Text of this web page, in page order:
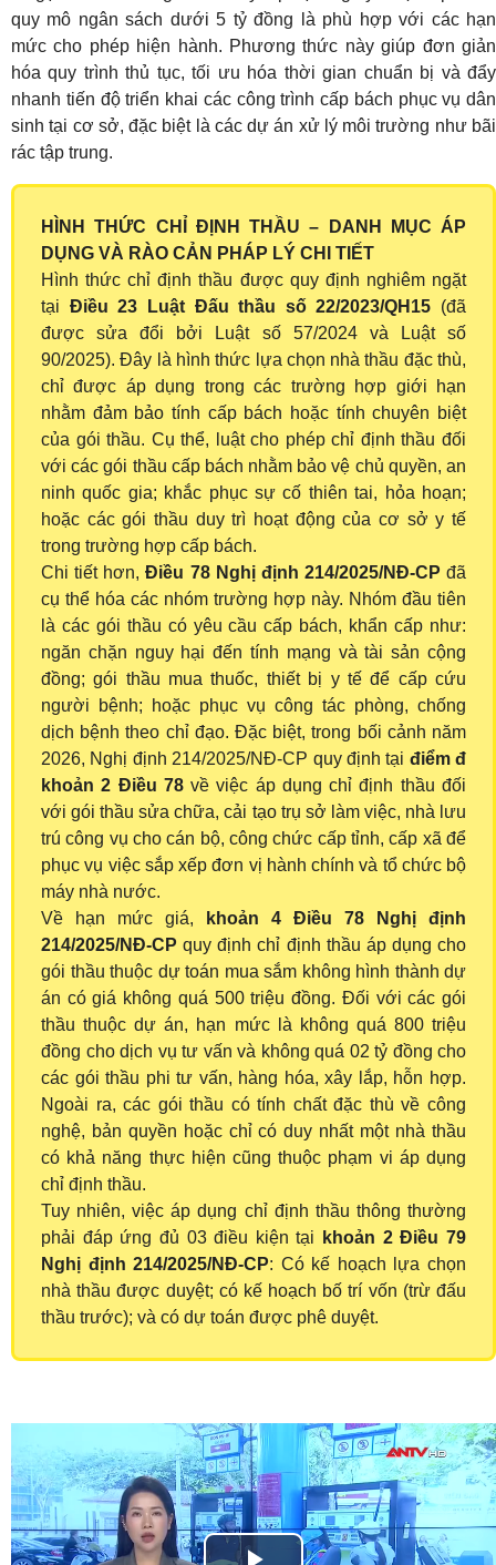
quy mô ngân sách dưới 5 tỷ đồng là phù hợp với các hạn
mức cho phép hiện hành. Phương thức này giúp đơn giản
hóa quy trình thủ tục, tối ưu hóa thời gian chuẩn bị và đẩy
nhanh tiến độ triển khai các công trình cấp bách phục vụ dân
sinh tại cơ sở, đặc biệt là các dự án xử lý môi trường như bãi
rác tập trung.
HÌNH THỨC CHỈ ĐỊNH THẦU – DANH MỤC ÁP
DỤNG VÀ RÀO CẢN PHÁP LÝ CHI TIẾT
Hình thức chỉ định thầu được quy định nghiêm ngặt
tại Điều 23 Luật Đấu thầu số 22/2023/QH15 (đã
được sửa đổi bởi Luật số 57/2024 và Luật số
90/2025). Đây là hình thức lựa chọn nhà thầu đặc thù,
chỉ được áp dụng trong các trường hợp giới hạn
nhằm đảm bảo tính cấp bách hoặc tính chuyên biệt
của gói thầu. Cụ thể, luật cho phép chỉ định thầu đối
với các gói thầu cấp bách nhằm bảo vệ chủ quyền, an
ninh quốc gia; khắc phục sự cố thiên tai, hỏa hoạn;
hoặc các gói thầu duy trì hoạt động của cơ sở y tế
trong trường hợp cấp bách.
Chi tiết hơn,Điều 78 Nghị định 214/2025/NĐ-CP đã
cụ thể hóa các nhóm trường hợp này. Nhóm đầu tiên
là các gói thầu có yêu cầu cấp bách, khẩn cấp như:
ngăn chặn nguy hại đến tính mạng và tài sản cộng
đồng; gói thầu mua thuốc, thiết bị y tế để cấp cứu
người bệnh; hoặc phục vụ công tác phòng, chống
dịch bệnh theo chỉ đạo. Đặc biệt, trong bối cảnh năm
2026, Nghị định 214/2025/NĐ-CP quy định tại điểm đ
khoản 2 Điều 78về việc áp dụng chỉ định thầu đối
với gói thầu sửa chữa, cải tạo trụ sở làm việc, nhà lưu
trú công vụ cho cán bộ, công chức cấp tỉnh, cấp xã để
phục vụ việc sắp xếp đơn vị hành chính và tổ chức bộ
máy nhà nước.
Về hạn mức giá,
khoản 4 Điều 78 Nghị định
214/2025/NĐ-CP quy định chỉ định thầu áp dụng cho
gói thầu thuộc dự toán mua sắm không hình thành dự
án có giá không quá 500 triệu đồng. Đối với các gói
thầu thuộc dự án, hạn mức là không quá 800 triệu
đồng cho dịch vụ tư vấn và không quá 02 tỷ đồng cho
các gói thầu phi tư vấn, hàng hóa, xây lắp, hỗn hợp.
Ngoài ra, các gói thầu có tính chất đặc thù về công
nghệ, bản quyền hoặc chỉ có duy nhất một nhà thầu
có khả năng thực hiện cũng thuộc phạm vi áp dụng
chỉ định thầu.
Tuy nhiên, việc áp dụng chỉ định thầu thông thường
phải đáp ứng đủ 03 điều kiện tại
khoản 2 Điều 79
Nghị định 214/2025/NĐ-CP: Có kế hoạch lựa chọn
nhà thầu được duyệt; có kế hoạch bố trí vốn (trừ đấu
thầu trước); và có dự toán được phê duyệt.